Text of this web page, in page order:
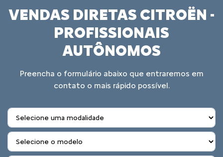
VENDAS DIRETAS CITROËN -
PROFISSIONAIS
AUTÔNOMOS
Preencha o formulário abaixo que entraremos em
contato o mais rápido possível.